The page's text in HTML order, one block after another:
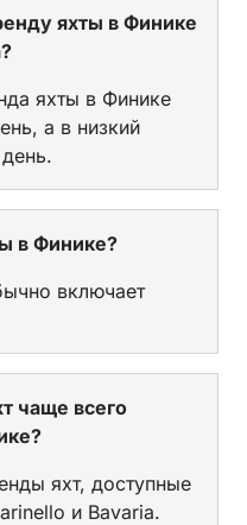
яхты в Финике
яхты в Финике
а в низкий
в Финике?
включает
чаще всего
яхт, доступные
и Bavaria.